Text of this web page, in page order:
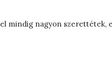
mindig nagyon szerettétek,